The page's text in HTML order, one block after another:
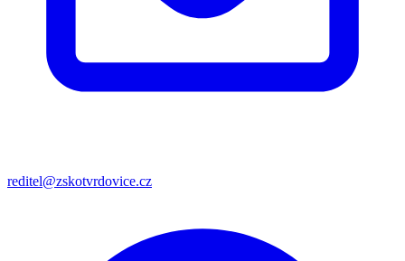
reditel@zskotvrdovice.cz